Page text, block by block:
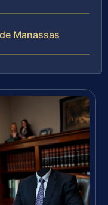
Manassas